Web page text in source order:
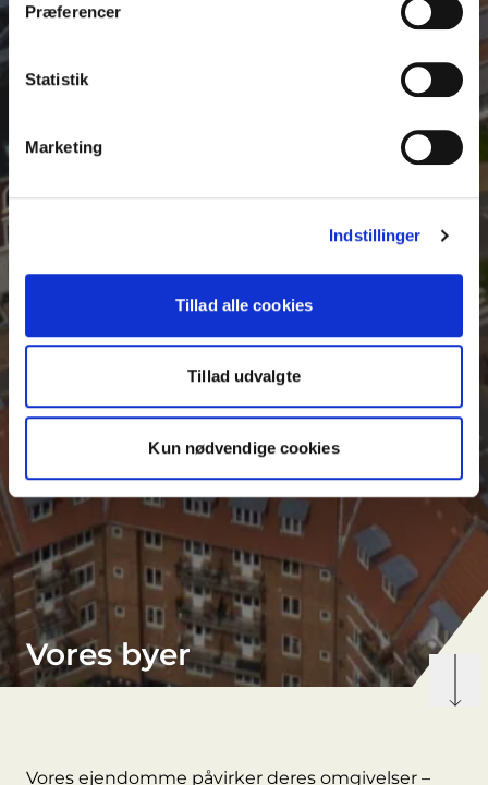
Præferencer
Statistik
Marketing
Indstillinger
Tillad alle cookies
Tillad udvalgte
Kun nødvendige cookies
Vores byer
Vores ejendomme påvirker deres omgivelser –